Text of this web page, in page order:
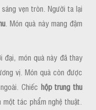
vẹn tròn. Người ta lại
. Món quà này mang đậm
đại, món quà này đã thay
vị. Món quà còn được
Chiếc hộp trung thu
tác phẩm nghệ thuật.